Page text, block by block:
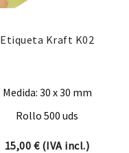
Etiqueta Kraft K02
Medida: 30 x 30 mm
Rollo 500 uds
15,00 €(IVA incl.)